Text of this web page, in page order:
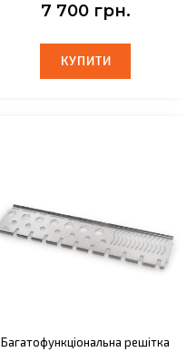
7 700 грн.
КУПИТИ
КУПИТИ
Багатофункціональна решітка